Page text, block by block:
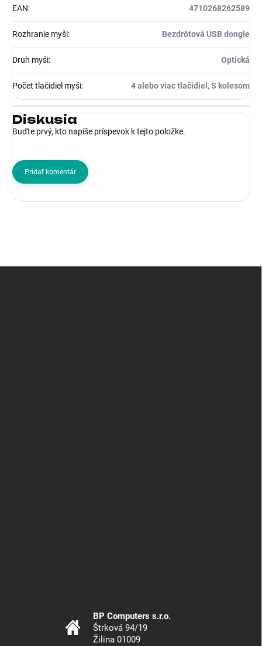
EAN: 4710268262589
Rozhranie myši: Bezdrôtová USB dongle
Druh myši: Optická
Počet tlačidiel myši: 4 alebo viac tlačidiel, S kolesom
Diskusia
Buďte prvý, kto napíše príspevok k tejto položke.
Pridať komentár
BP Computers s.r.o.
Štrková 94/19
Žilina 01009